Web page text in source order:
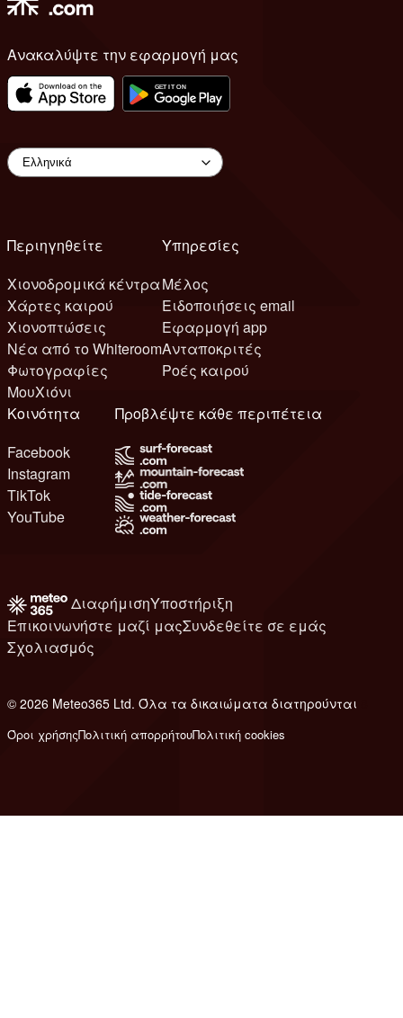
Ανακαλύψτε την εφαρμογή μας
Περιηγηθείτε
Χιονοδρομικά κέντρα
Χάρτες καιρού
Χιονοπτώσεις
Νέα από το Whiteroom
Φωτογραφίες
ΜουΧιόνι
Υπηρεσίες
Μέλος
Ειδοποιήσεις email
Εφαρμογή app
Ανταποκριτές
Ροές καιρού
Κοινότητα
Facebook
Instagram
TikTok
YouTube
Προβλέψτε κάθε περιπέτεια
ΔιαφήμισηΥποστήριξη
Επικοινωνήστε μαζί μαςΣυνδεθείτε σε εμάς
Σχολιασμός
© 2026 Meteo365 Ltd. Όλα τα δικαιώματα διατηρούνται
Όροι χρήσηςΠολιτική απορρήτουΠολιτική cookies